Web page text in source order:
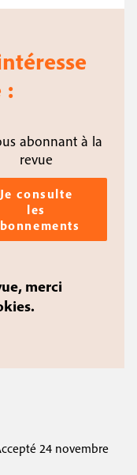
:
abonnant à la
revue
Je consulte
les
merci
24 novembre